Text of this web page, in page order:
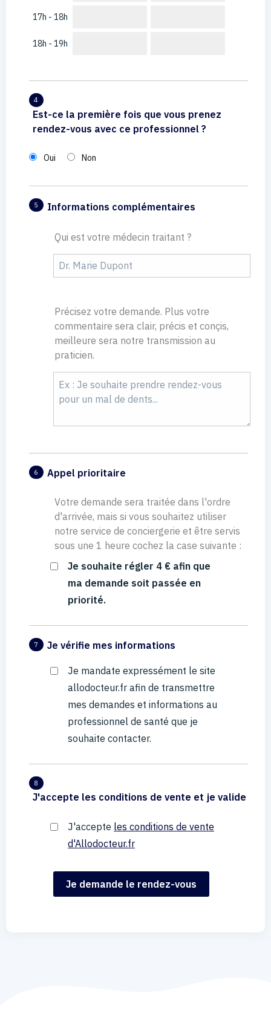
17h - 18h
18h - 19h
4
Est-ce la première fois que vous prenez
rendez-vous avec ce professionnel ?
Oui Non
5 Informations complémentaires
Qui est votre médecin traitant ?
Précisez votre demande. Plus votre
commentaire sera clair, précis et conçis,
meilleure sera notre transmission au
praticien.
6 Appel prioritaire
Votre demande sera traitée dans l'ordre
d'arrivée, mais si vous souhaitez utiliser
notre service de conciergerie et être servis
sous une 1 heure cochez la case suivante :
Je souhaite régler 4 € afin que
ma demande soit passée en
priorité.
7 Je vérifie mes informations
Je mandate expressément le site
allodocteur.fr afin de transmettre
mes demandes et informations au
professionnel de santé que je
souhaite contacter.
8
J'accepte les conditions de vente et je valide
J'accepte les conditions de vente
d'Allodocteur.fr